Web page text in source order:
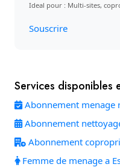
Ideal pour : Multi-sites,
Souscrire
Services disponibles
Abonnement menage
Abonnement
Abonnement
Femme de menage a